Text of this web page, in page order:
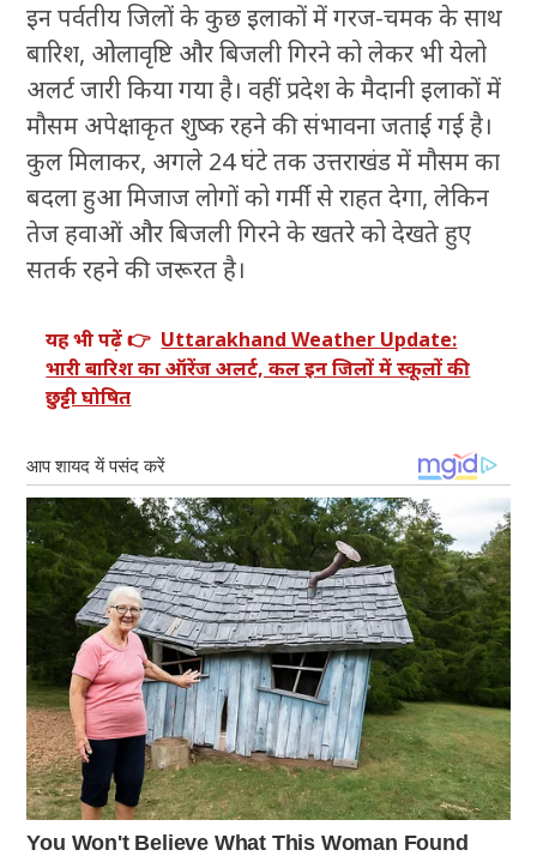
इन पर्वतीय जिलों के कुछ इलाकों में गरज-चमक के साथ
बारिश, ओलावृष्टि और बिजली गिरने को लेकर भी येलो
अलर्ट जारी किया गया है। वहीं प्रदेश के मैदानी इलाकों में
मौसम अपेक्षाकृत शुष्क रहने की संभावना जताई गई है।
कुल मिलाकर, अगले 24 घंटे तक उत्तराखंड में मौसम का
बदला हुआ मिजाज लोगों को गर्मी से राहत देगा, लेकिन
तेज हवाओं और बिजली गिरने के खतरे को देखते हुए
सतर्क रहने की जरूरत है।
यह भी पढ़ें 👉 Uttarakhand Weather Update:
भारी बारिश का ऑरेंज अलर्ट, कल इन जिलों में स्कूलों की
छुट्टी घोषित